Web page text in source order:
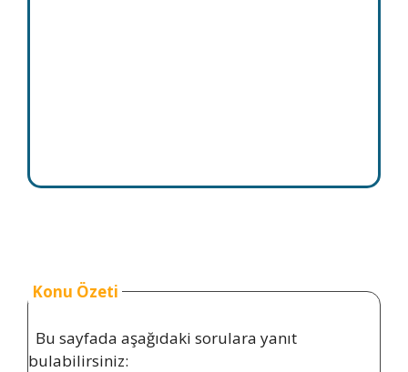
Konu Özeti
Bu sayfada aşağıdaki sorulara yanıt
bulabilirsiniz: